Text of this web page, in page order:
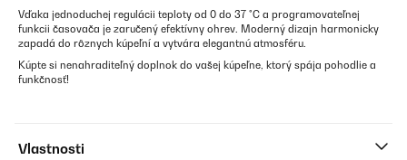
Vďaka jednoduchej regulácii teploty od 0 do 37 °C a programovateľnej
funkcii časovača je zaručený efektívny ohrev. Moderný dizajn harmonicky
zapadá do rôznych kúpeľní a vytvára elegantnú atmosféru.
Kúpte si nenahraditeľný doplnok do vašej kúpeľne, ktorý spája pohodlie a
funkčnosť!
Vlastnosti